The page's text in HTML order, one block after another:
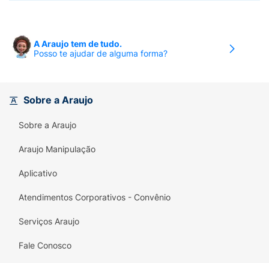
A Araujo tem de tudo.
Posso te ajudar de alguma forma?
Sobre a Araujo
Sobre a Araujo
Araujo Manipulação
Aplicativo
Atendimentos Corporativos - Convênio
Serviços Araujo
Fale Conosco